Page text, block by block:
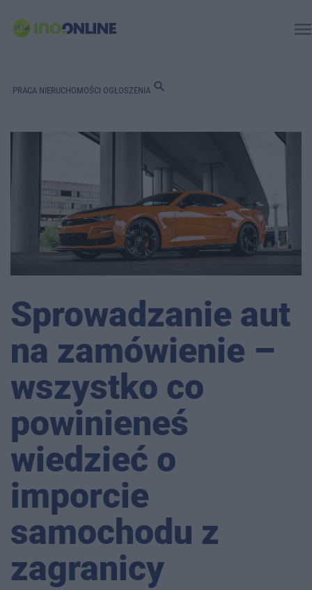
PRACA NIERUCHOMOŚCI OGŁOSZENIA search
Sprowadzanie aut
na zamówienie –
wszystko co
powinieneś
wiedzieć o
imporcie
samochodu z
zagranicy